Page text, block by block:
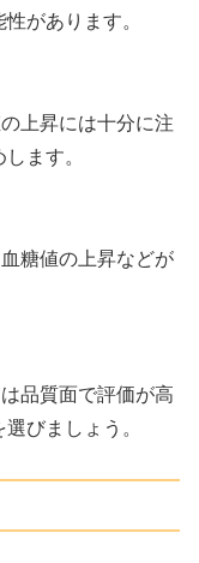
があります。
上昇には十分に注
ます。
糖値の上昇などが
品質面で評価が高
びましょう。